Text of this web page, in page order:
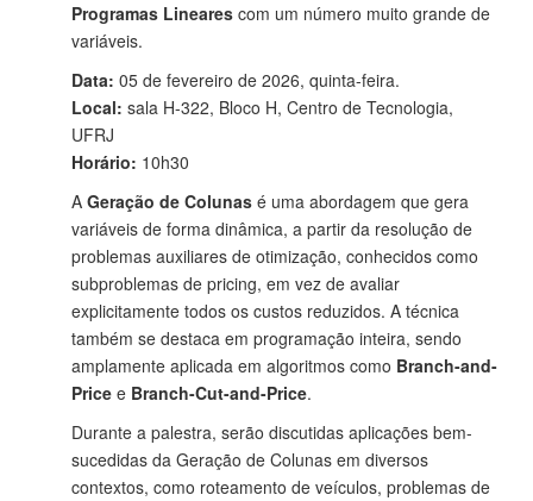
Programas Lineares com um número muito grande de
variáveis.
Data: 05 de fevereiro de 2026, quinta-feira.
Local: sala H-322, Bloco H, Centro de Tecnologia,
UFRJ
Horário: 10h30
A Geração de Colunas é uma abordagem que gera
variáveis de forma dinâmica, a partir da resolução de
problemas auxiliares de otimização, conhecidos como
subproblemas de pricing, em vez de avaliar
explicitamente todos os custos reduzidos. A técnica
também se destaca em programação inteira, sendo
amplamente aplicada em algoritmos como Branch-and-
Price e Branch-Cut-and-Price.
Durante a palestra, serão discutidas aplicações bem-
sucedidas da Geração de Colunas em diversos
contextos, como roteamento de veículos, problemas de